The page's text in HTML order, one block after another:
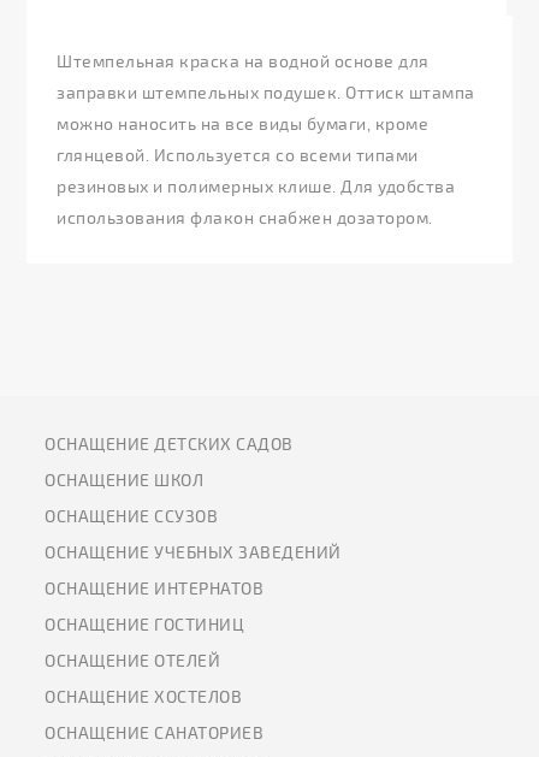
Штемпельная краска на водной основе для
заправки штемпельных подушек. Оттиск штампа
можно наносить на все виды бумаги, кроме
глянцевой. Используется со всеми типами
резиновых и полимерных клише. Для удобства
использования флакон снабжен дозатором.
ОСНАЩЕНИЕ ДЕТСКИХ САДОВ
ОСНАЩЕНИЕ ШКОЛ
ОСНАЩЕНИЕ ССУЗОВ
ОСНАЩЕНИЕ УЧЕБНЫХ ЗАВЕДЕНИЙ
ОСНАЩЕНИЕ ИНТЕРНАТОВ
ОСНАЩЕНИЕ ГОСТИНИЦ
ОСНАЩЕНИЕ ОТЕЛЕЙ
ОСНАЩЕНИЕ ХОСТЕЛОВ
ОСНАЩЕНИЕ САНАТОРИЕВ